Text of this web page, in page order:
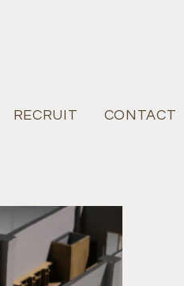
JOURNAL
RECRUIT RECRUIT
CONTACT